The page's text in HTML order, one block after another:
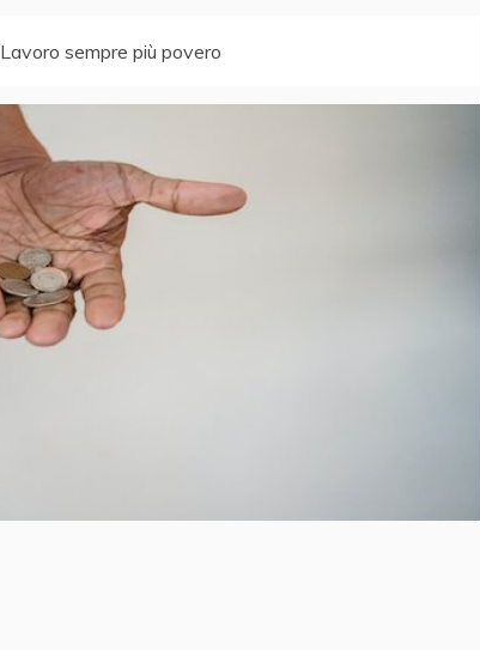
Lavoro sempre più povero